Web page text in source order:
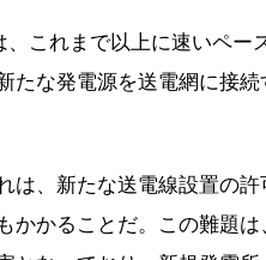
、これまで以上に速いペー
たな発電源を送電網に接
は、新たな送電線設置の
かかることだ。この難題